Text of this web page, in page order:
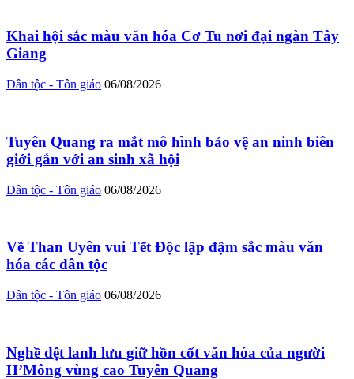
Khai hội sắc màu văn hóa Cơ Tu nơi đại ngàn Tây
Giang
Dân tộc - Tôn giáo 06/08/2026
Tuyên Quang ra mắt mô hình bảo vệ an ninh biên
giới gắn với an sinh xã hội
Dân tộc - Tôn giáo 06/08/2026
Về Than Uyên vui Tết Độc lập đậm sắc màu văn
hóa các dân tộc
Dân tộc - Tôn giáo 06/08/2026
Nghề dệt lanh lưu giữ hồn cốt văn hóa của người
H’Mông vùng cao Tuyên Quang